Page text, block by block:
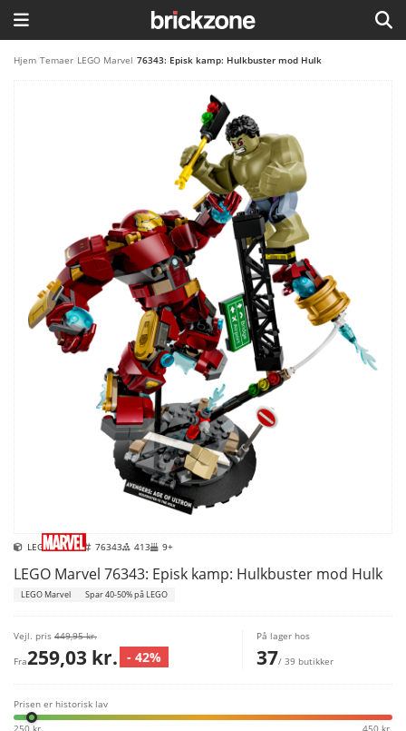
HJEM
Hjem Temaer LEGO Marvel 76343: Episk kamp: Hulkbuster mod Hulk
LEGO Marvel 76343 413 9+
LEGO Marvel 76343: Episk kamp: Hulkbuster mod Hulk
LEGO Marvel Spar 40-50% på LEGO
Vejl. pris 449,95 kr.
Fra259,03 kr. - 42%
På lager hos
37/ 39 butikker
Prisen er historisk lav
250 kr. 450 kr.